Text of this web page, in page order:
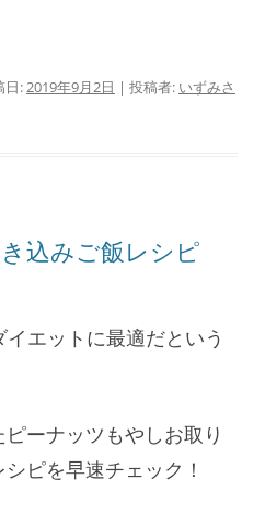
日:2019年9月2日 | 投稿者: いずみさ
込みご飯レシピ
エットに最適だという
ーナッツもやしお取り
ピを早速チェック！